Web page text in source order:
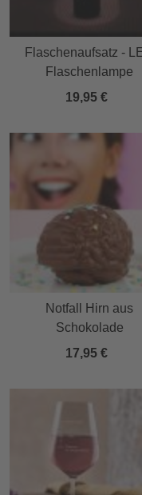
Flaschenaufsatz -
Flaschenlampe
19,95 €
Notfall Hirn aus
Schokolade
17,95 €